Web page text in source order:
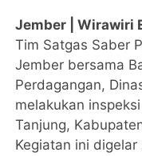
Jember | Wirawiri
Tim Satgas Saber
Jember bersama
Perdagangan,
melakukan
Tanjung,
Kegiatan ini